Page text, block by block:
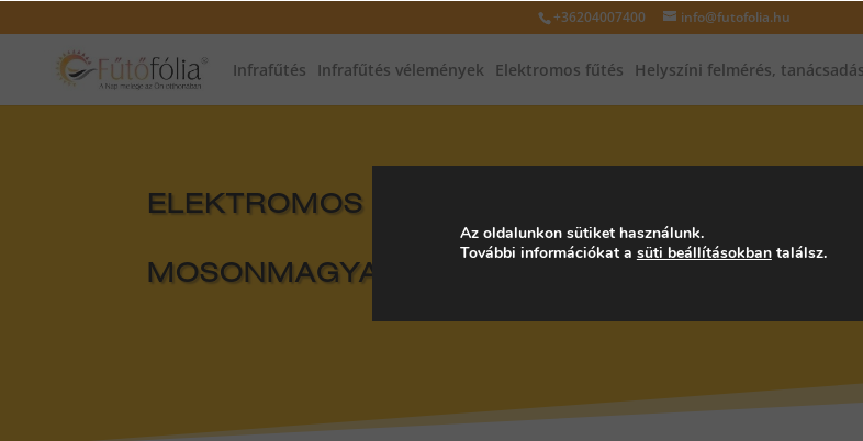
+36204007400 info@futofolia.hu
Infrafűtés Infrafűtés vélemények Elektromos fűtés Helyszíni felmérés, tanácsadás
ELEKTROMOS FŰTÉS, INFRAFŰTÉS,
MOSONMAGYARÓVÁR, MAGYARORSZÁG
Az oldalunkon sütiket használunk.
További információkat a süti beállításokbantalálsz.